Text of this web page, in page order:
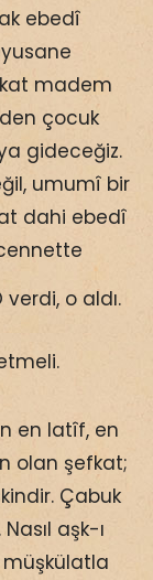
ebedî
madem
çocuk
gideceğiz.
umumî bir
dahi ebedî
o aldı.
en latîf, en
olan şefkat;
Çabuk
aşk-ı